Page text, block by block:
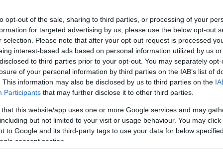
opt-out of the sale, sharing to third parties, or processing of your
for targeted advertising by us, please use the below opt-out
selection. Please note that after your opt-out request is processed
interest-based ads based on personal information utilized by us
to third parties prior to your opt-out. You may separately
of your personal information by third parties on the IAB’s list of
This information may also be disclosed by us to third parties on the
Participants that may further disclose it to other third parties.
that this website/app uses one or more Google services and may
but not limited to your visit or usage behaviour. You may
to Google and its third-party tags to use your data for below
consent section.
Επιτροπής, Θανάσης Μπούρας, ανέφερε
Ιουνίου θα πραγματοποιηθεί συνεδρίαση
το αίτημα της μειοψηφίας, τηρώντας
Βουλής.
εντύπωση το γεγονός ότι η κλήση
όπως ο Δεμίρης και ο Τζαβέλλας έγινε
παρόμοιων διαδικασιών και χωρίς να
αυτό το θέμα.
43Α του Κανονισμού, η Επιτροπή